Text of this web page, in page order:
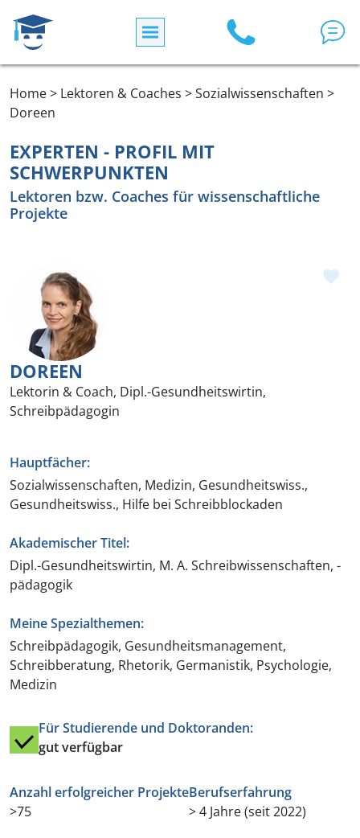
Home > Lektoren & Coaches > Sozialwissenschaften >
Doreen
EXPERTEN - PROFIL MIT
SCHWERPUNKTEN
Lektoren bzw. Coaches für wissenschaftliche
Projekte
DOREEN
Lektorin & Coach, Dipl.-Gesundheitswirtin,
Schreibpädagogin
Hauptfächer:
Sozialwissenschaften, Medizin, Gesundheitswiss.,
Gesundheitswiss., Hilfe bei Schreibblockaden
Akademischer Titel:
Dipl.-Gesundheitswirtin, M. A. Schreibwissenschaften, -
pädagogik
Meine Spezialthemen:
Schreibpädagogik, Gesundheitsmanagement,
Schreibberatung, Rhetorik, Germanistik, Psychologie,
Medizin
Für Studierende und Doktoranden:
gut verfügbar
Anzahl erfolgreicher Projekte
>75
Berufserfahrung
> 4 Jahre (seit 2022)